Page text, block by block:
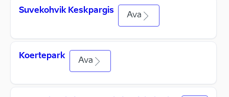
Suvekohvik Keskpargis
Ava
Koertepark
Ava